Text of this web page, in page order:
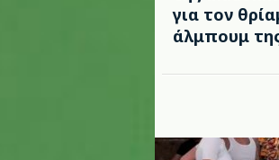
για τον
άλμπουμ